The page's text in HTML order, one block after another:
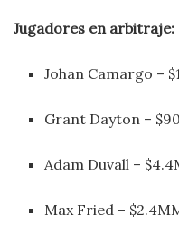
Jugadores en arbitraje:
Johan Camargo –
Grant Dayton –
Adam Duvall –
Max Fried –